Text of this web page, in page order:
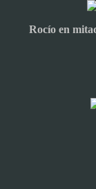
Rocío en